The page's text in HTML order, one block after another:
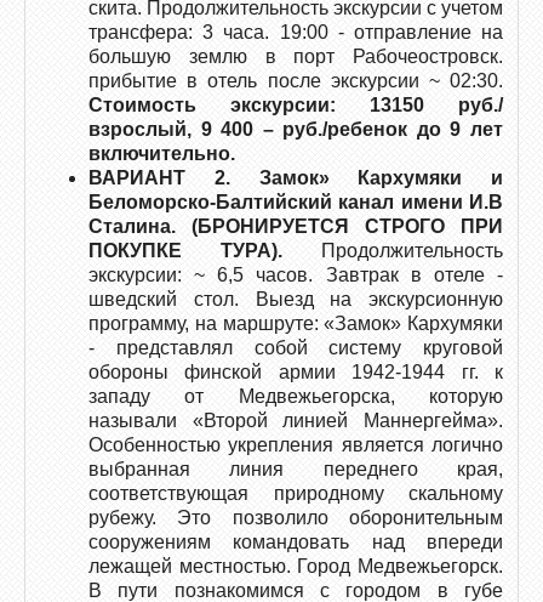
скита. Продолжительность экскурсии с учетом
трансфера: 3 часа. 19:00 - отправление на
большую землю в порт Рабочеостровск.
прибытие в отель после экскурсии ~ 02:30.
Стоимость экскурсии: 13150 руб./
взрослый, 9 400 – руб./ребенок до 9 лет
включительно.
ВАРИАНТ 2. Замок» Кархумяки и
Беломорско-Балтийский канал имени И.В
Сталина. (БРОНИРУЕТСЯ СТРОГО ПРИ
ПОКУПКЕ ТУРА). Продолжительность
экскурсии: ~ 6,5 часов. Завтрак в отеле -
шведский стол. Выезд на экскурсионную
программу, на маршруте: «Замок» Кархумяки
- представлял собой систему круговой
обороны финской армии 1942-1944 гг. к
западу от Медвежьегорска, которую
называли «Второй линией Маннергейма».
Особенностью укрепления является логично
выбранная линия переднего края,
соответствующая природному скальному
рубежу. Это позволило оборонительным
сооружениям командовать над впереди
лежащей местностью. Город Медвежьегорск.
В пути познакомимся с городом в губе